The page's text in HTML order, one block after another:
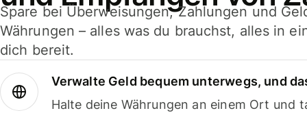
Spare bei Überweisungen, Zahlungen und
Währungen – alles was du brauchst, alles in
dich bereit.
Verwalte Geld bequem unterwegs, und
Halte deine Währungen an einem Ort und